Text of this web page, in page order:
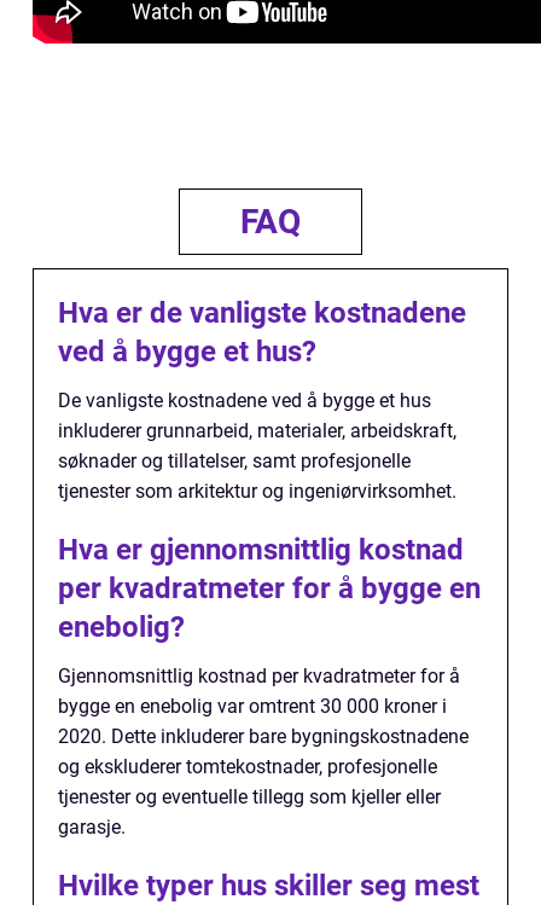
FAQ
Hva er de vanligste kostnadene
ved å bygge et hus?
De vanligste kostnadene ved å bygge et hus
inkluderer grunnarbeid, materialer, arbeidskraft,
søknader og tillatelser, samt profesjonelle
tjenester som arkitektur og ingeniørvirksomhet.
Hva er gjennomsnittlig kostnad
per kvadratmeter for å bygge en
enebolig?
Gjennomsnittlig kostnad per kvadratmeter for å
bygge en enebolig var omtrent 30 000 kroner i
2020. Dette inkluderer bare bygningskostnadene
og ekskluderer tomtekostnader, profesjonelle
tjenester og eventuelle tillegg som kjeller eller
garasje.
Hvilke typer hus skiller seg mest